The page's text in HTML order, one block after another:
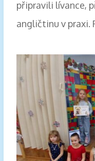
připravili lívance,
angličtinu v praxi.